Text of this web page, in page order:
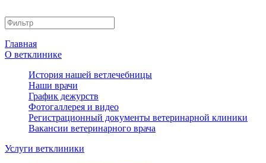
Главная
О ветклинике
История нашей ветлечебницы
Наши врачи
График дежурств
Фотогаллерея и видео
Регистрационный документы ветеринарной клиники
Вакансии ветеринарного врача
Услуги ветклиники